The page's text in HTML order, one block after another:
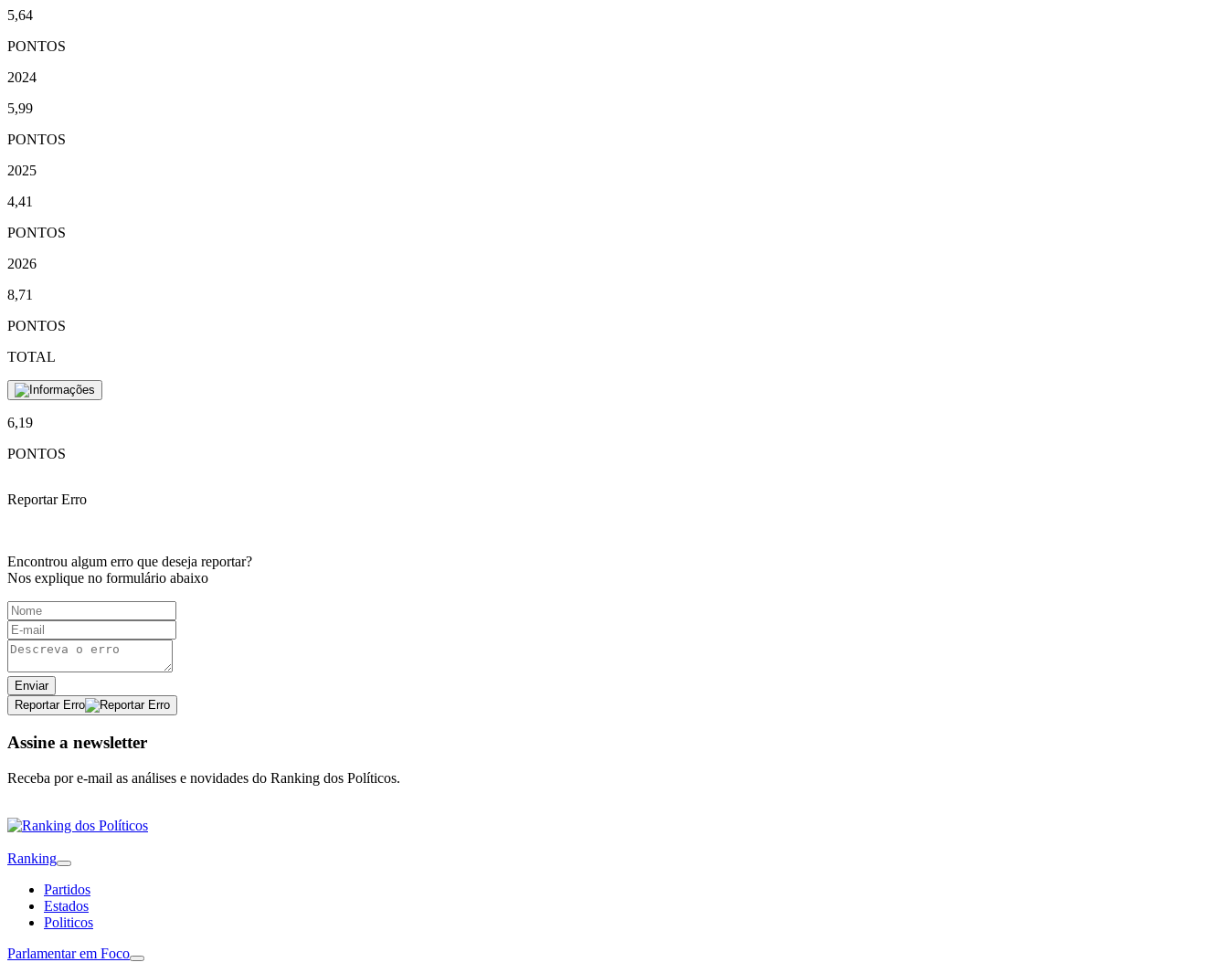
5,64
PONTOS
2024
5,99
PONTOS
2025
4,41
PONTOS
2026
8,71
PONTOS
TOTAL
6,19
PONTOS
Reportar Erro
Encontrou algum erro que deseja reportar?
Nos explique no formulário abaixo
Enviar
Reportar Erro
Assine a newsletter
Receba por e-mail as análises e novidades do Ranking dos Políticos.
Ranking
Partidos
Estados
Politicos
Parlamentar em Foco